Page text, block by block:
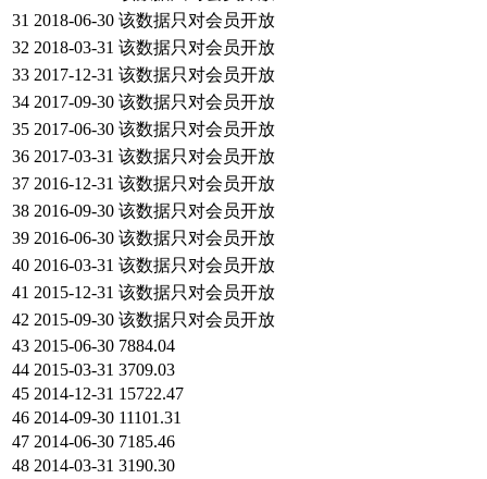
31 2018-06-30 该数据只对会员开放
32 2018-03-31 该数据只对会员开放
33 2017-12-31 该数据只对会员开放
34 2017-09-30 该数据只对会员开放
35 2017-06-30 该数据只对会员开放
36 2017-03-31 该数据只对会员开放
37 2016-12-31 该数据只对会员开放
38 2016-09-30 该数据只对会员开放
39 2016-06-30 该数据只对会员开放
40 2016-03-31 该数据只对会员开放
41 2015-12-31 该数据只对会员开放
42 2015-09-30 该数据只对会员开放
43 2015-06-30 7884.04
44 2015-03-31 3709.03
45 2014-12-31 15722.47
46 2014-09-30 11101.31
47 2014-06-30 7185.46
48 2014-03-31 3190.30